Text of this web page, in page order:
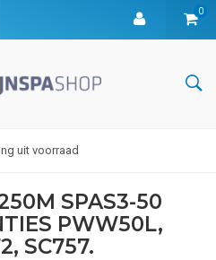
0
uit voorraad
SPAS3-50
PWW50L,
SC757.